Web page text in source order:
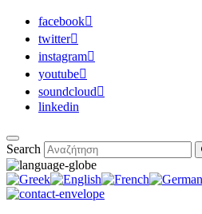
facebook
twitter
instagram
youtube
soundcloud
linkedin
Search